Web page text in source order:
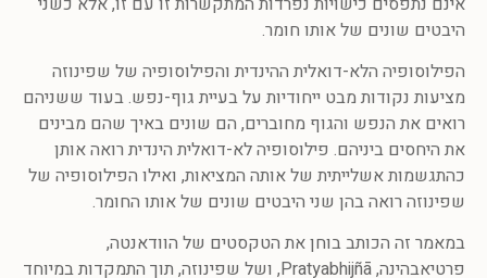
היבטים שונים של אותו חומר.
הפילוסופיה הלא-דואלית ההינדית והפילוסופיה של שפינוזה
מציעות נקודות מבט ייחודיות על בעיית גוף-נפש. בעוד ששניהם
רואים את הנפש והגוף מחוברים, הם שונים באיך שהם מבינים
את היחסים ביניהם. פילוסופיה לא-דואלית הינדית רואה אותן
כהתגשמות אשלייתית של אותה המציאות, ואילו הפילוסופיה של
שפינוזה רואה בהן שני היבטים שונים של אותו החומר.
במאמר זה הכותב בוחן את הטקסטים של הוודאנטה,
פרטיאבהינה, Pratyabhijñā, ושל שפינוזה, תוך התמקדות במיוחד